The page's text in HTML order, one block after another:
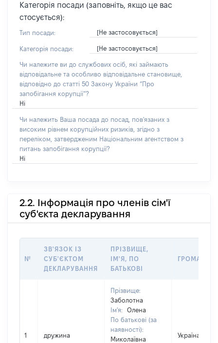
Категорія посади (заповніть, якщо це вас
стосується):
Тип посади: [Не застосовується]
Категорія посади: [Не застосовується]
Чи належите ви до службових осіб, які займають
відповідальне та особливо відповідальне становище,
відповідно до статті 50 Закону України “Про
запобігання корупції”?
Ні
Чи належить Ваша посада до посад, пов'язаних з
високим рівнем корупційних ризиків, згідно з
переліком, затвердженим Національним агентством з
питань запобігання корупції?
Ні
2.2. Інформація про членів сім'ї
суб'єкта декларування
№
ЗВ'ЯЗОК ІЗ
СУБ'ЄКТОМ
ДЕКЛАРУВАННЯ
ПРІЗВИЩЕ,
ІМ'Я, ПО
БАТЬКОВІ
1 дружина
Прізвище:
Заболотна
Ім'я:
Олена
По батькові (за
наявності):
Миколаївна
Україна